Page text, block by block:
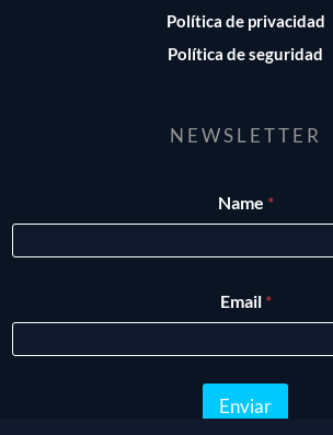
Política de privacidad
Política de seguridad
NEWSLETTER
a
m
a
l
Name *
Email *
Enviar